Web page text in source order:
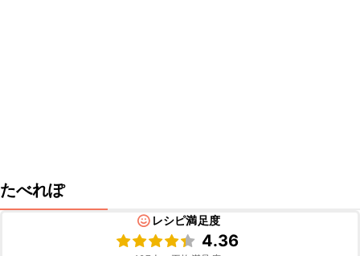
たべれぽ
レシピ満足度
4.36